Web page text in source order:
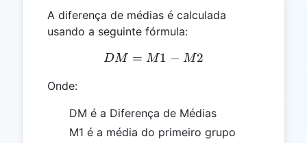
A diferença de médias é calculada
usando a seguinte fórmula:
DM = M1 - M2
DM = M1 − M2
Onde:
DM é a Diferença de Médias
M1 é a média do primeiro grupo